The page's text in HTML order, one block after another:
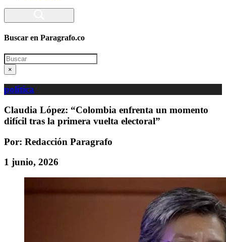
Buscar en Paragrafo.co
Search
×
política
Claudia López: “Colombia enfrenta un momento
difícil tras la primera vuelta electoral”
Por: Redacción Paragrafo
1 junio, 2026